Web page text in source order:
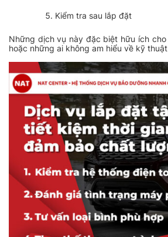
Kiểm tra sau lắp đặt
Những dịch vụ này đặc biệt hữu ích
hoặc những ai không am hiểu về kỹ